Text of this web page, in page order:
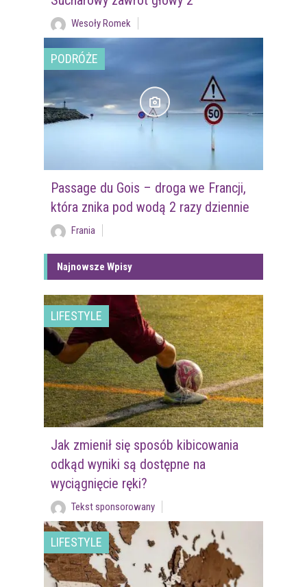
Wesoły Romek
PODRÓŻE
Passage du Gois – droga we Francji,
która znika pod wodą 2 razy dziennie
Frania
Najnowsze Wpisy
LIFESTYLE
Jak zmienił się sposób kibicowania
odkąd wyniki są dostępne na
wyciągnięcie ręki?
Tekst sponsorowany
LIFESTYLE